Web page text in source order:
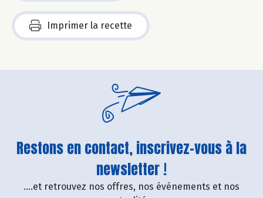
Imprimer la recette
Restons en contact, inscrivez-vous à la
newsletter !
....et retrouvez nos offres, nos événements et nos